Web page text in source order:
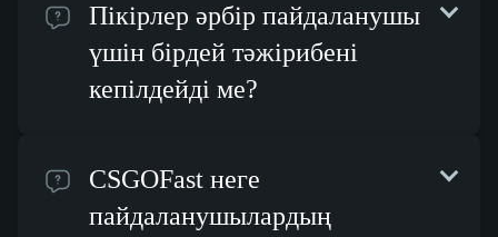
Пікірлер әрбір пайдаланушы
үшін бірдей тәжірибені
кепілдейді ме?
CSGOFast неге
пайдаланушылардың